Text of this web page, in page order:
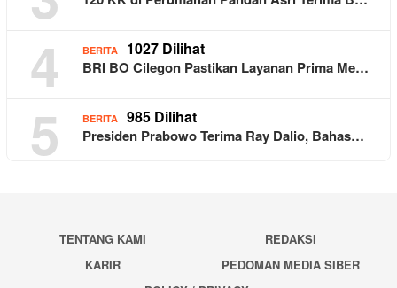
4 BERITA 1027 Dilihat
BRI BO Cilegon Pastikan Layanan Prima Me…
5 BERITA 985 Dilihat
Presiden Prabowo Terima Ray Dalio, Bahas…
TENTANG KAMI
REDAKSI
KARIR
PEDOMAN MEDIA SIBER